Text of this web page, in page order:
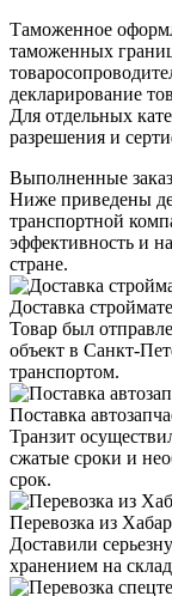
Таможенное
таможенных
декларирование
Для отдельных
разрешения и
Выполненные
Ниже приведены
транспортной
эффективность и
стране.
Доставка
Товар был
объект в Санкт-
транспортом.
Поставка
Транзит
сжатые сроки и
срок.
Перевозка из
Доставили
хранением на